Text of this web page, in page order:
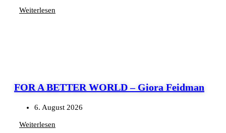
Weiterlesen
FOR A BETTER WORLD – Giora Feidman
6. August 2026
Weiterlesen